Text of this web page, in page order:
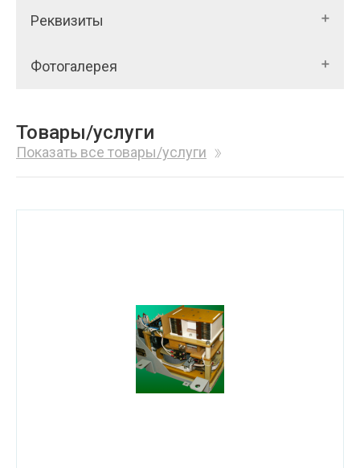
Реквизиты
Фотогалерея
Товары/услуги
Показать все товары/услуги